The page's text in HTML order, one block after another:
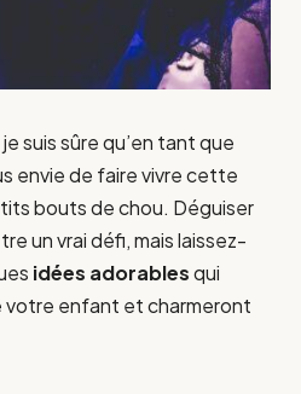
suis sûre qu’en tant que
envie de faire vivre cette
bouts de chou. Déguiser
un vrai défi, mais laissez-
idées adorablesqui
votre enfant et charmeront